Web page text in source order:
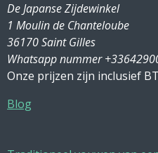
De Japanse Zijdewinkel
1 Moulin de Chanteloube
36170 Saint Gilles
Whatsapp nummer
Onze prijzen zijn inclusief
Blog